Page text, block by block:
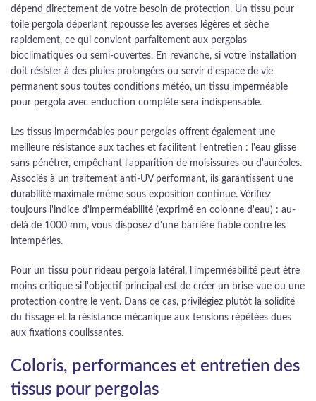
dépend directement de votre besoin de protection. Un tissu pour
toile pergola déperlant repousse les averses légères et sèche
rapidement, ce qui convient parfaitement aux pergolas
bioclimatiques ou semi-ouvertes. En revanche, si votre installation
doit résister à des pluies prolongées ou servir d'espace de vie
permanent sous toutes conditions météo, un tissu imperméable
pour pergola avec enduction complète sera indispensable.
Les tissus imperméables pour pergolas offrent également une
meilleure résistance aux taches et facilitent l'entretien : l'eau glisse
sans pénétrer, empêchant l'apparition de moisissures ou d'auréoles.
Associés à un traitement anti-UV performant, ils garantissent une
durabilité maximale même sous exposition continue. Vérifiez
toujours l'indice d'imperméabilité (exprimé en colonne d'eau) : au-
delà de 1000 mm, vous disposez d'une barrière fiable contre les
intempéries.
Pour un tissu pour rideau pergola latéral, l'imperméabilité peut être
moins critique si l'objectif principal est de créer un brise-vue ou une
protection contre le vent. Dans ce cas, privilégiez plutôt la solidité
du tissage et la résistance mécanique aux tensions répétées dues
aux fixations coulissantes.
Coloris, performances et entretien des
tissus pour pergolas